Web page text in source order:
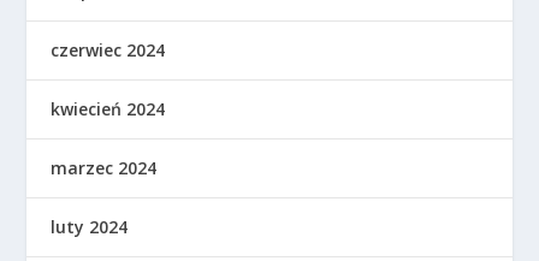
czerwiec 2024
kwiecień 2024
marzec 2024
luty 2024